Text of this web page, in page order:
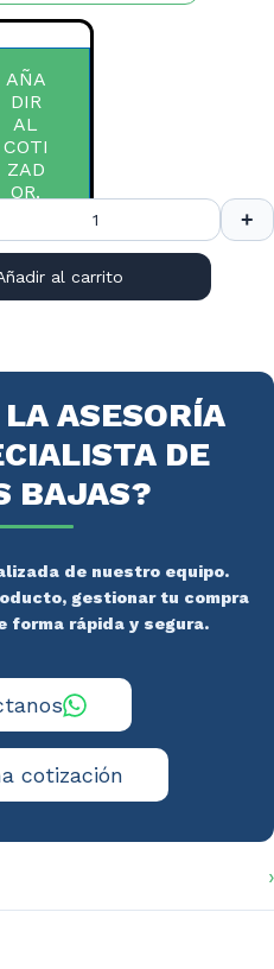
AÑA
DIR
AL
COTI
ZAD
OR.
al carrito
ASESORÍA
DE
BAJAS?
de nuestro equipo.
gestionar tu compra
forma rápida y segura.
cotización